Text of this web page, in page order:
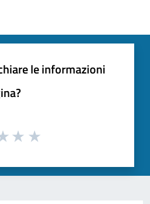
le informazioni